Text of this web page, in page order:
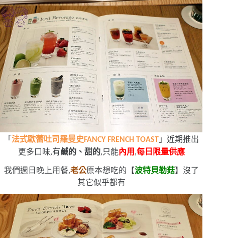
「法式歐蕾吐司羅曼史FANCY FRENCH TOAST 」近期推出
更多口味,有鹹的、甜的,只能內用 ,每日限量供應
我們週日晚上用餐,老公原本想吃的【波特貝勒菇】沒了
其它似乎都有